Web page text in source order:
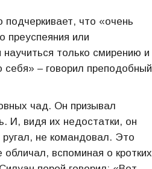
что «очень
преуспеяния или
только смирению и
себя» – говорил преподобный
чад. Он призывал
И, видя их недостатки, он
не командовал. Это
вспоминая о кротких